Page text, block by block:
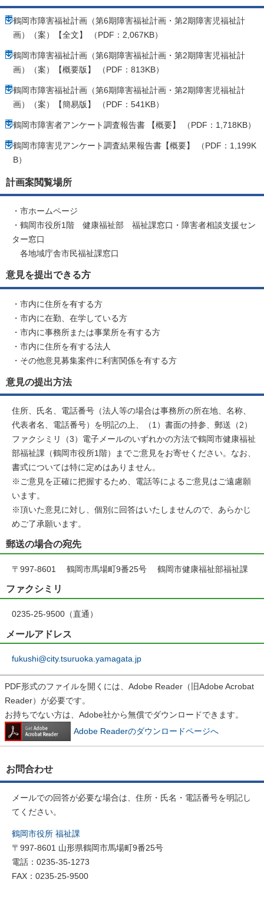
鶴岡市障害福祉計画（第6期障害福祉計画・第2期障害児福祉計
画）（案）【全文】 （PDF：2,067KB）
鶴岡市障害福祉計画（第6期障害福祉計画・第2期障害児福祉計
画）（案）【概要版】 （PDF：813KB）
鶴岡市障害福祉計画（第6期障害福祉計画・第2期障害児福祉計
画）（案）【簡易版】 （PDF：541KB）
鶴岡市障害者アンケート調査報告書 【概要】 （PDF：1,718KB）
鶴岡市障害児アンケート調査結果報告書【概要】 （PDF：1,199K
B）
計画案閲覧場所
・市ホームページ
・鶴岡市役所1階 健康福祉部 福祉課窓口・障害者相談支援セン
ター窓口
各地域庁舎市民福祉課窓口
意見を提出できる方
・市内に住所を有する方
・市内に在勤、在学している方
・市内に事務所または事業所を有する方
・市内に住所を有する法人
・その他意見募集案件に利害関係を有する方
意見の提出方法
住所、氏名、電話番号（法人等の場合は事務所の所在地、名称、
代表者名、電話番号）を明記の上、（1）書面の持参、郵送（2）
ファクシミリ（3）電子メールのいずれかの方法で鶴岡市健康福祉
部福祉課（鶴岡市役所1階）までご意見をお寄せください。なお、
書式については特に定めはありません。
※ご意見を正確に把握するため、電話等によるご意見はご遠慮願
います。
※頂いた意見に対し、個別に回答はいたしませんので、あらかじ
めご了承願います。
郵送の場合の宛先
〒997-8601 鶴岡市馬場町9番25号 鶴岡市健康福祉部福祉課
ファクシミリ
0235-25-9500（直通）
メールアドレス
fukushi@city.tsuruoka.yamagata.jp
PDF形式のファイルを開くには、Adobe Reader（旧Adobe Acrobat
Reader）が必要です。
お持ちでない方は、Adobe社から無償でダウンロードできます。
Adobe Readerのダウンロードページへ
お問合わせ
メールでの回答が必要な場合は、住所・氏名・電話番号を明記し
てください。
鶴岡市役所 福祉課
〒997-8601 山形県鶴岡市馬場町9番25号
電話：0235-35-1273
FAX：0235-25-9500